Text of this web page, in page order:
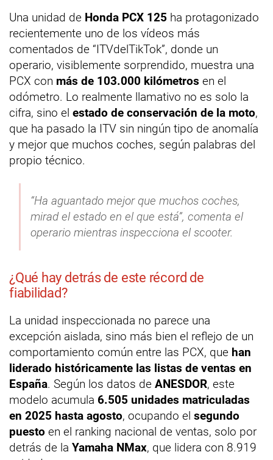
Una unidad de Honda PCX 125 ha protagonizado
recientemente uno de los vídeos más
comentados de “ITVdelTikTok”, donde un
operario, visiblemente sorprendido, muestra una
PCX con más de 103.000 kilómetros en el
odómetro. Lo realmente llamativo no es solo la
cifra, sino el estado de conservación de la moto,
que ha pasado la ITV sin ningún tipo de anomalía
y mejor que muchos coches, según palabras del
propio técnico.
“Ha aguantado mejor que muchos coches,
mirad el estado en el que está”, comenta el
operario mientras inspecciona el scooter.
¿Qué hay detrás de este récord de
fiabilidad?
La unidad inspeccionada no parece una
excepción aislada, sino más bien el reflejo de un
comportamiento común entre las PCX, que han
liderado históricamente las listas de ventas en
España. Según los datos de ANESDOR, este
modelo acumula 6.505 unidades matriculadas
en 2025 hasta agosto, ocupando el segundo
puesto en el ranking nacional de ventas, solo por
detrás de la Yamaha NMax, que lidera con 8.919